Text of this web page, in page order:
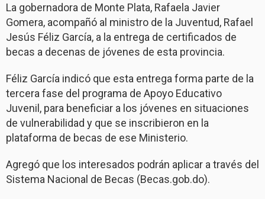
La gobernadora de Monte Plata, Rafaela Javier
Gomera, acompañó al ministro de la Juventud, Rafael
Jesús Féliz García, a la entrega de certificados de
becas a decenas de jóvenes de esta provincia.
Féliz García indicó que esta entrega forma parte de la
tercera fase del programa de Apoyo Educativo
Juvenil, para beneficiar a los jóvenes en situaciones
de vulnerabilidad y que se inscribieron en la
plataforma de becas de ese Ministerio.
Agregó que los interesados podrán aplicar a través del
Sistema Nacional de Becas (Becas.gob.do).